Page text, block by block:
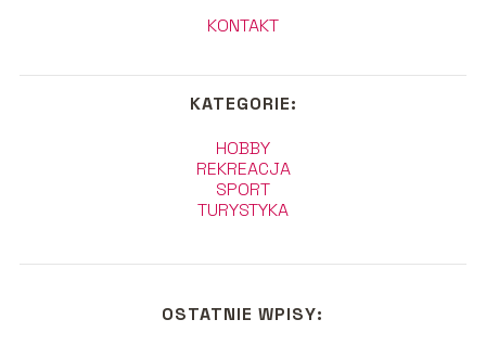
KONTAKT
KATEGORIE:
HOBBY
REKREACJA
SPORT
TURYSTYKA
OSTATNIE WPISY: